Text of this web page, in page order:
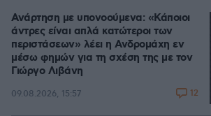
Ανάρτηση με υπονοούμενα: «Κάποιοι
άντρες είναι απλά κατώτεροι των
περιστάσεων» λέει η Ανδρομάχη εν
μέσω φημών για τη σχέση της με τον
Γιώργο Λιβάνη
09.08.2026, 15:57 12